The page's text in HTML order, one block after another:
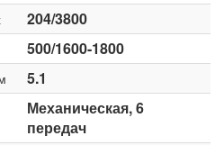
204/3800
500/1600-1800
5.1
Механическая, 6
передач